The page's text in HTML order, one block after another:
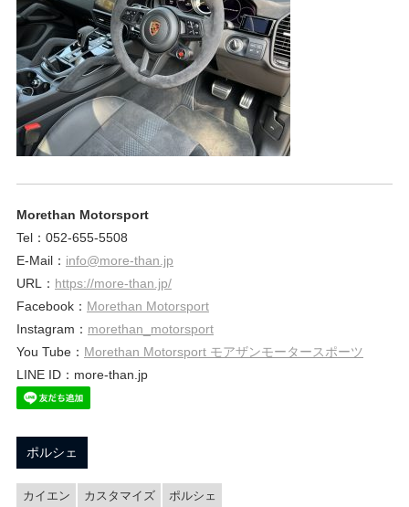
Morethan Motorsport
Tel：052-655-5508
E-Mail： info@more-than.jp
URL： https://more-than.jp/
Facebook： Morethan Motorsport
Instagram： morethan_motorsport
You Tube： Morethan Motorsport モアザンモータースポーツ
LINE ID：more-than.jp
ポルシェ
カイエン カスタマイズ ポルシェ